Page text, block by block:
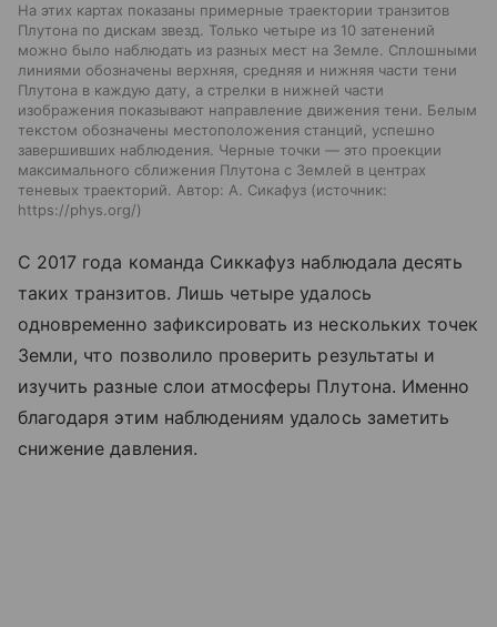
На этих картах показаны примерные траектории транзитов
Плутона по дискам звезд. Только четыре из 10 затенений
можно было наблюдать из разных мест на Земле. Сплошными
линиями обозначены верхняя, средняя и нижняя части тени
Плутона в каждую дату, а стрелки в нижней части
изображения показывают направление движения тени. Белым
текстом обозначены местоположения станций, успешно
завершивших наблюдения. Черные точки — это проекции
максимального сближения Плутона с Землей в центрах
теневых траекторий. Автор: А. Сикафуз
источник:
https://phys.org/
С 2017 года команда Сиккафуз наблюдала десять
таких транзитов. Лишь четыре удалось
одновременно зафиксировать из нескольких точек
Земли, что позволило проверить результаты и
изучить разные слои атмосферы Плутона. Именно
благодаря этим наблюдениям удалось заметить
снижение давления.